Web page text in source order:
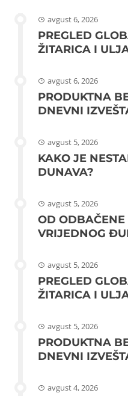
avgust 6, 2026
PREGLED
ŽITARICA I
avgust 6, 2026
PRODUKTNA
DNEVNI
avgust 5, 2026
KAKO JE
DUNAVA?
avgust 5, 2026
OD
VRIJEDNOG
avgust 5, 2026
PREGLED
ŽITARICA I
avgust 5, 2026
PRODUKTNA
DNEVNI
avgust 4, 2026